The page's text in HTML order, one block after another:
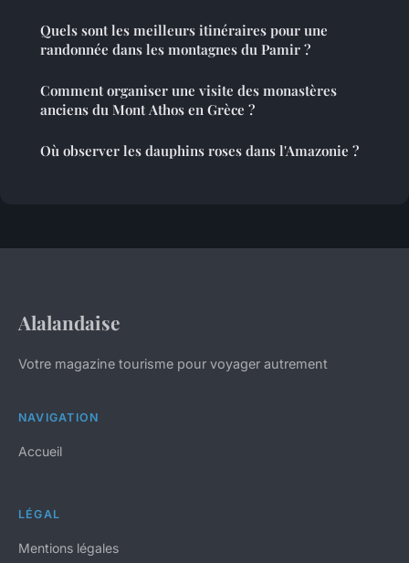
Quels sont les meilleurs itinéraires pour une
randonnée dans les montagnes du Pamir ?
Comment organiser une visite des monastères
anciens du Mont Athos en Grèce ?
Où observer les dauphins roses dans l'Amazonie ?
Alalandaise
Votre magazine tourisme pour voyager autrement
NAVIGATION
Accueil
LÉGAL
Mentions légales